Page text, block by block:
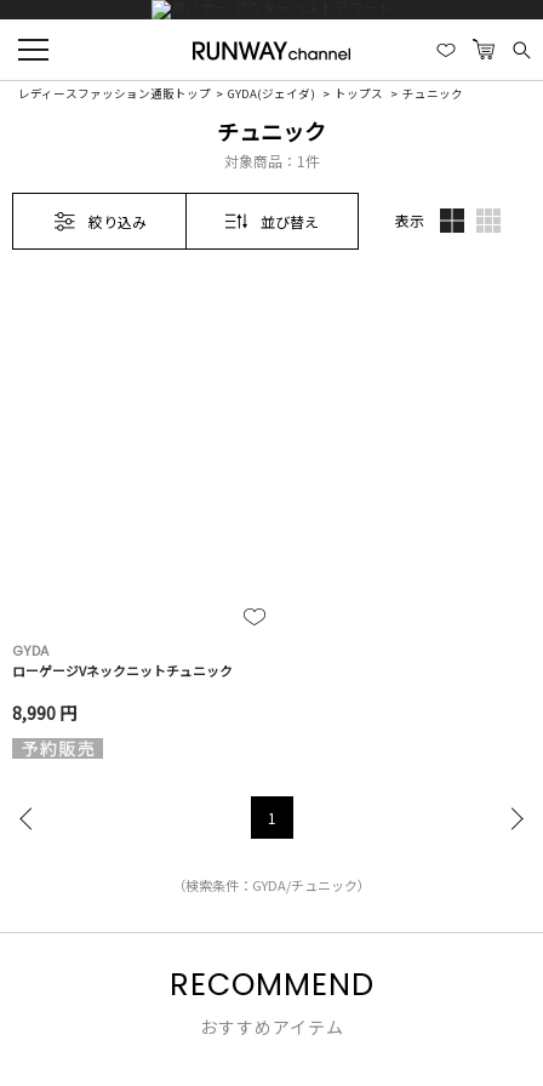
レディースファッション通販トップ GYDA(ジェイダ) トップス チュニック
チュニック
対象商品： 1件
絞り込み 並び替え 表示
GYDA
ローゲージVネックニットチュニック
8,990 円
1
（検索条件：GYDA/チュニック）
RECOMMEND
おすすめアイテム